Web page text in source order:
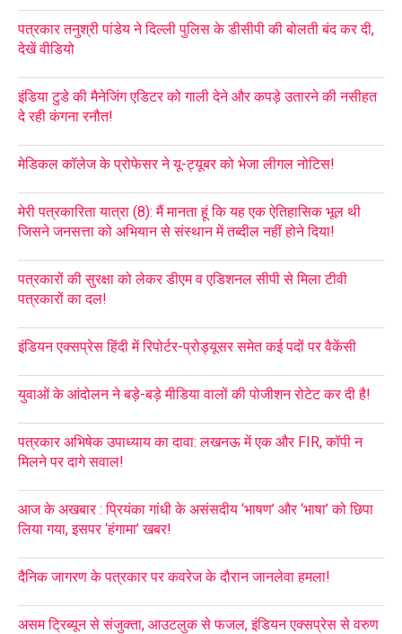
पत्रकार तनुश्री पांडेय ने दिल्ली पुलिस के डीसीपी की बोलती बंद कर दी,
देखें वीडियो
इंडिया टुडे की मैनेजिंग एडिटर को गाली देने और कपड़े उतारने की नसीहत
दे रही कंगना रनौत!
मेडिकल कॉलेज के प्रोफेसर ने यू-ट्यूबर को भेजा लीगल नोटिस!
मेरी पत्रकारिता यात्रा (8): मैं मानता हूं कि यह एक ऐतिहासिक भूल थी
जिसने जनसत्ता को अभियान से संस्थान में तब्दील नहीं होने दिया!
पत्रकारों की सुरक्षा को लेकर डीएम व एडिशनल सीपी से मिला टीवी
पत्रकारों का दल!
इंडियन एक्सप्रेस हिंदी में रिपोर्टर-प्रोड्यूसर समेत कई पदों पर वैकेंसी
युवाओं के आंदोलन ने बड़े-बड़े मीडिया वालों की पोजीशन रोटेट कर दी है!
पत्रकार अभिषेक उपाध्याय का दावा: लखनऊ में एक और FIR, कॉपी न
मिलने पर दागे सवाल!
आज के अखबार : प्रियंका गांधी के असंसदीय ‘भाषण’ और ‘भाषा’ को छिपा
लिया गया, इसपर ‘हंगामा’ खबर!
दैनिक जागरण के पत्रकार पर कवरेज के दौरान जानलेवा हमला!
असम ट्रिब्यून से संजुक्ता, आउटलुक से फजल, इंडियन एक्सप्रेस से वरुण